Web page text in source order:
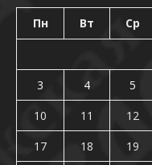
Пн Вт Ср
3
4 5
10
11 12
17
18 19